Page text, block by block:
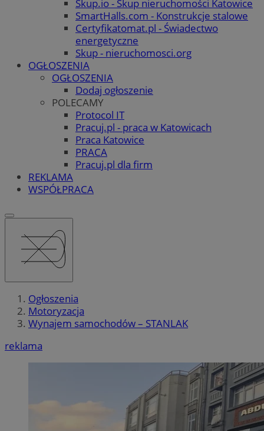
Skup.io - Skup nieruchomości Katowice
SmartHalls.com - Konstrukcje stalowe
Certyfikatomat.pl - Świadectwo
energetyczne
Skup - nieruchomosci.org
OGŁOSZENIA
OGŁOSZENIA
Dodaj ogłoszenie
POLECAMY
Protocol IT
Pracuj.pl - praca w Katowicach
Praca Katowice
PRACA
Pracuj.pl dla firm
REKLAMA
WSPÓŁPRACA
Ogłoszenia
Motoryzacja
Wynajem samochodów – STANLAK
reklama